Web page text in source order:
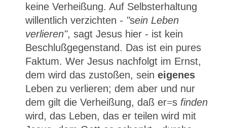
keine Verheißung. Auf Selbsterhaltung
willentlich verzichten - "sein Leben
verlieren", sagt Jesus hier - ist kein
Beschluß­gegenstand. Das ist ein pures
Faktum. Wer Jesus nachfolgt im Ernst,
dem wird das zustoßen, seineigenes
Leben zu verlieren; dem aber und nur
dem gilt die Verheißung, daß er=s finden
wird, das Leben, das er teilen wird mit